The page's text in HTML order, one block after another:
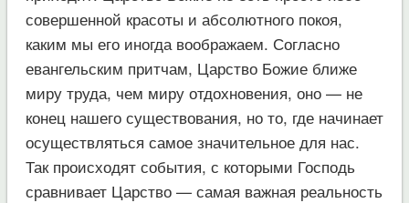
совершенной красоты и абсолютного покоя,
каким мы его иногда воображаем. Согласно
евангельским притчам, Царство Божие ближе
миру труда, чем миру отдохновения, оно — не
конец нашего существования, но то, где начинает
осуществляться самое значительное для нас.
Так происходят события, с которыми Господь
сравнивает Царство — самая важная реальность